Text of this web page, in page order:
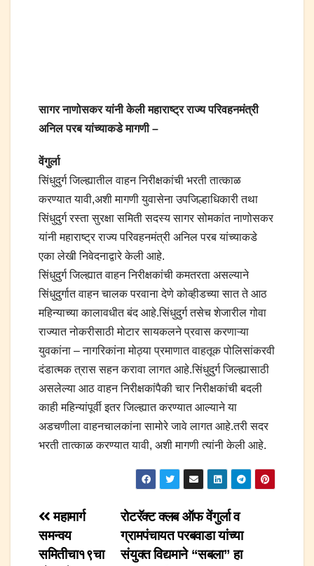
सागर नाणोसकर यांनी केली महाराष्ट्र राज्य परिवहनमंत्री
अनिल परब यांच्याकडे मागणी –
वेंगुर्ला
सिंधुदुर्ग जिल्ह्यातील वाहन निरीक्षकांची भरती तात्काळ
करण्यात यावी,अशी मागणी युवासेना उपजिल्हाधिकारी तथा
सिंधुदुर्ग रस्ता सुरक्षा समिती सदस्य सागर सोमकांत नाणोसकर
यांनी महाराष्ट्र राज्य परिवहनमंत्री अनिल परब यांच्याकडे
एका लेखी निवेदनाद्वारे केली आहे.
सिंधुदुर्ग जिल्ह्यात वाहन निरीक्षकांची कमतरता असल्याने
सिंधुदुर्गात वाहन चालक परवाना देणे कोव्हीडच्या सात ते आठ
महिन्याच्या कालावधीत बंद आहे.सिंधुदुर्ग तसेच शेजारील गोवा
राज्यात नोकरीसाठी मोटार सायकलने प्रवास करणाऱ्या
युवकांना – नागरिकांना मोठ्या प्रमाणात वाहतूक पोलिसांकरवी
दंडात्मक त्रास सहन करावा लागत आहे.सिंधुदुर्ग जिल्ह्यासाठी
असलेल्या आठ वाहन निरीक्षकांपैकी चार निरीक्षकांची बदली
काही महिन्यांपूर्वी इतर जिल्ह्यात करण्यात आल्याने या
अडचणीला वाहनचालकांना सामोरे जावे लागत आहे.तरी सदर
भरती तात्काळ करण्यात यावी, अशी मागणी त्यांनी केली आहे.
Post
navigation
रोटरॅक्ट क्लब ऑफ वेंगुर्ला व
ग्रामपंचायत परबवाडा यांच्या
संयुक्त विद्यमाने “सबला” हा
महामार्ग
समन्वय
समितीचा१९चा